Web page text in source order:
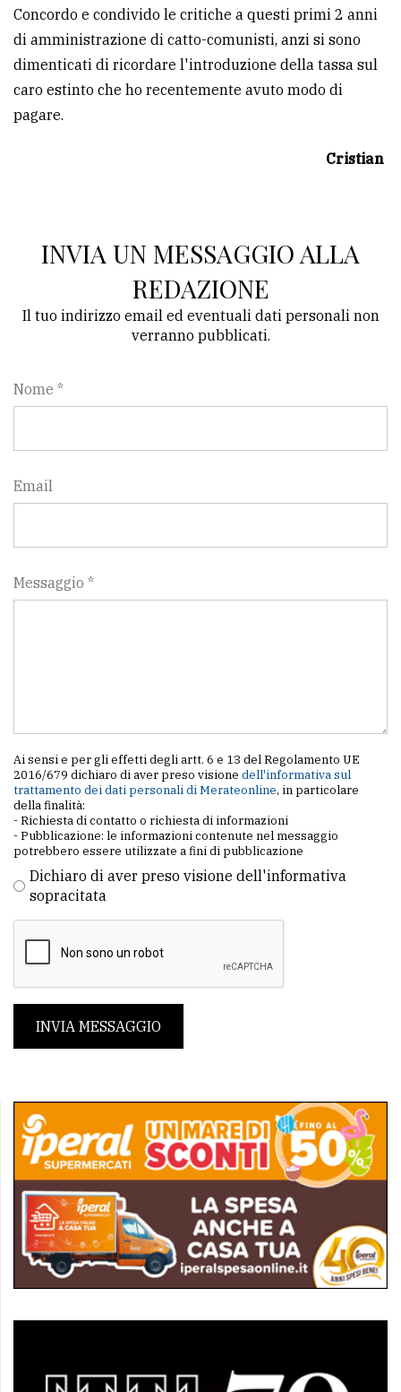
tua
pubblicità
CERCA
avanzata
LE
ALTRE
PRIVACY
Cookie
policy
Concordo e condivido le critiche a questi primi 2 anni
di amministrazione di catto-comunisti, anzi si sono
dimenticati di ricordare l'introduzione della tassa sul
caro estinto che ho recentemente avuto modo di
pagare.
Cristian
INVIA UN MESSAGGIO ALLA
REDAZIONE
Il tuo indirizzo email ed eventuali dati personali non
verranno pubblicati.
Nome *
Email
Messaggio *
Ai sensi e per gli effetti degli artt. 6 e 13 del Regolamento UE
2016/679 dichiaro di aver preso visione dell'informativa sul
trattamento dei dati personali di Merateonline, in particolare
della finalità:
- Richiesta di contatto o richiesta di informazioni
- Pubblicazione: le informazioni contenute nel messaggio
potrebbero essere utilizzate a fini di pubblicazione
Dichiaro di aver preso visione dell'informativa
sopracitata
INVIA MESSAGGIO